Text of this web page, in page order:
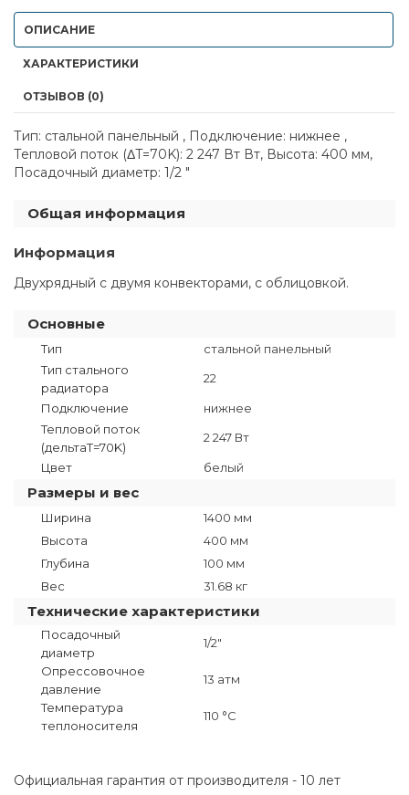
ОПИСАНИЕ
ХАРАКТЕРИСТИКИ
ОТЗЫВОВ (0)
Тип: стальной панельный , Подключение: нижнее ,
Тепловой поток (ΔT=70K): 2 247 Вт Вт, Высота: 400 мм,
Посадочный диаметр: 1/2 "
Общая информация
Информация
Двухрядный с двумя конвекторами, с облицовкой.
Основные
Тип
стальной панельный
Тип стального
радиатора
22
Подключение
нижнее
Тепловой поток
(дельтаT=70K)
2 247 Вт
Цвет белый
Размеры и вес
Ширина
1400 мм
Высота
400 мм
Глубина
100 мм
Вес
31.68 кг
Технические характеристики
Посадочный
диаметр
1/2"
Опрессовочное
давление
13 атм
Температура
теплоносителя
110 °C
Официальная гарантия от производителя - 10 лет